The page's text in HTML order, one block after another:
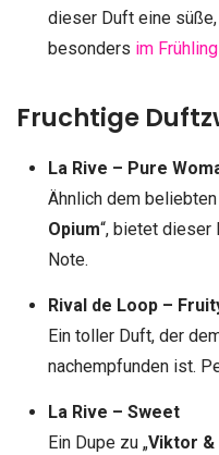
dieser Duft eine
besonders im Frühling
Fruchtige
La Rive – Pure
Ähnlich dem beliebten
Opium“, bietet dieser
Note.
Rival de Loop –
Ein toller Duft, der
nachempfunden ist.
La Rive – Sweet
Ein Dupe zu „Viktor &